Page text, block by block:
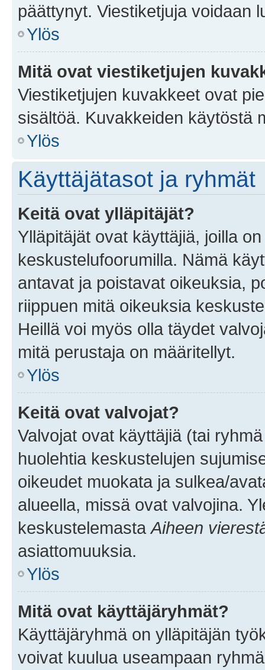
päättynyt. Viestiketjuja voidaan
Ylös
Mitä ovat viestiketjujen
Viestiketjujen kuvakkeet ovat
sisältöä. Kuvakkeiden käytöstä
Ylös
Käyttäjätasot ja ryhmät
Keitä ovat ylläpitäjät?
Ylläpitäjät ovat käyttäjiä, joilla
keskustelufoorumilla. Nämä
antavat ja poistavat oikeuksia,
riippuen mitä oikeuksia
Heillä voi myös olla täydet
mitä perustaja on määritellyt.
Ylös
Keitä ovat valvojat?
Valvojat ovat käyttäjiä (tai
huolehtia keskustelujen
oikeudet muokata ja sulkea/
alueella, missä ovat valvojina.
keskustelemasta Aiheen
asiattomuuksia.
Ylös
Mitä ovat käyttäjäryhmät?
Käyttäjäryhmä on ylläpitäjän
voivat kuulua useampaan